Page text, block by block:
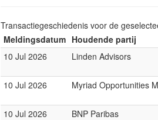
Transactiegeschiedenis voor de
Meldingsdatum Houdende partij
10 Jul 2026
Linden Advisors
10 Jul 2026 Myriad Opportunities
10 Jul 2026 BNP Paribas